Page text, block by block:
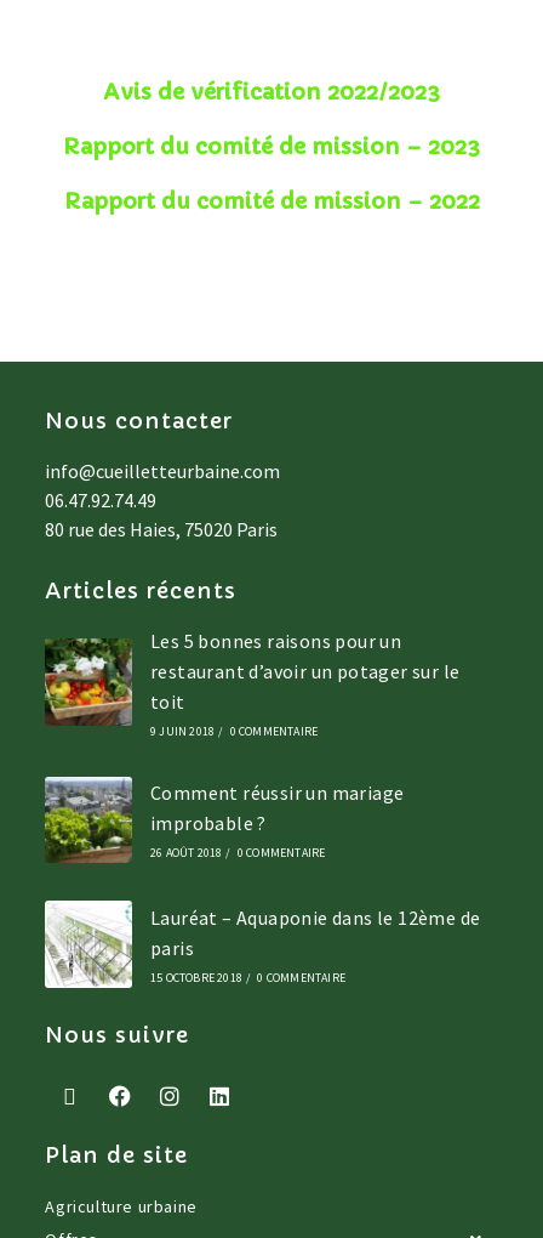
Avis de vérification 2022/2023
Rapport du comité de mission – 2023
Rapport du comité de mission – 2022
Nous contacter
info@cueilletteurbaine.com
06.47.92.74.49
80 rue des Haies, 75020 Paris
Articles récents
Les 5 bonnes raisons pour un
restaurant d’avoir un potager sur le
toit
9 JUIN 2018 / 0 COMMENTAIRE
Comment réussir un mariage
improbable ?
26 AOÛT 2018 / 0 COMMENTAIRE
Lauréat – Aquaponie dans le 12ème de
paris
15 OCTOBRE 2018 / 0 COMMENTAIRE
Nous suivre
Plan de site
Agriculture urbaine